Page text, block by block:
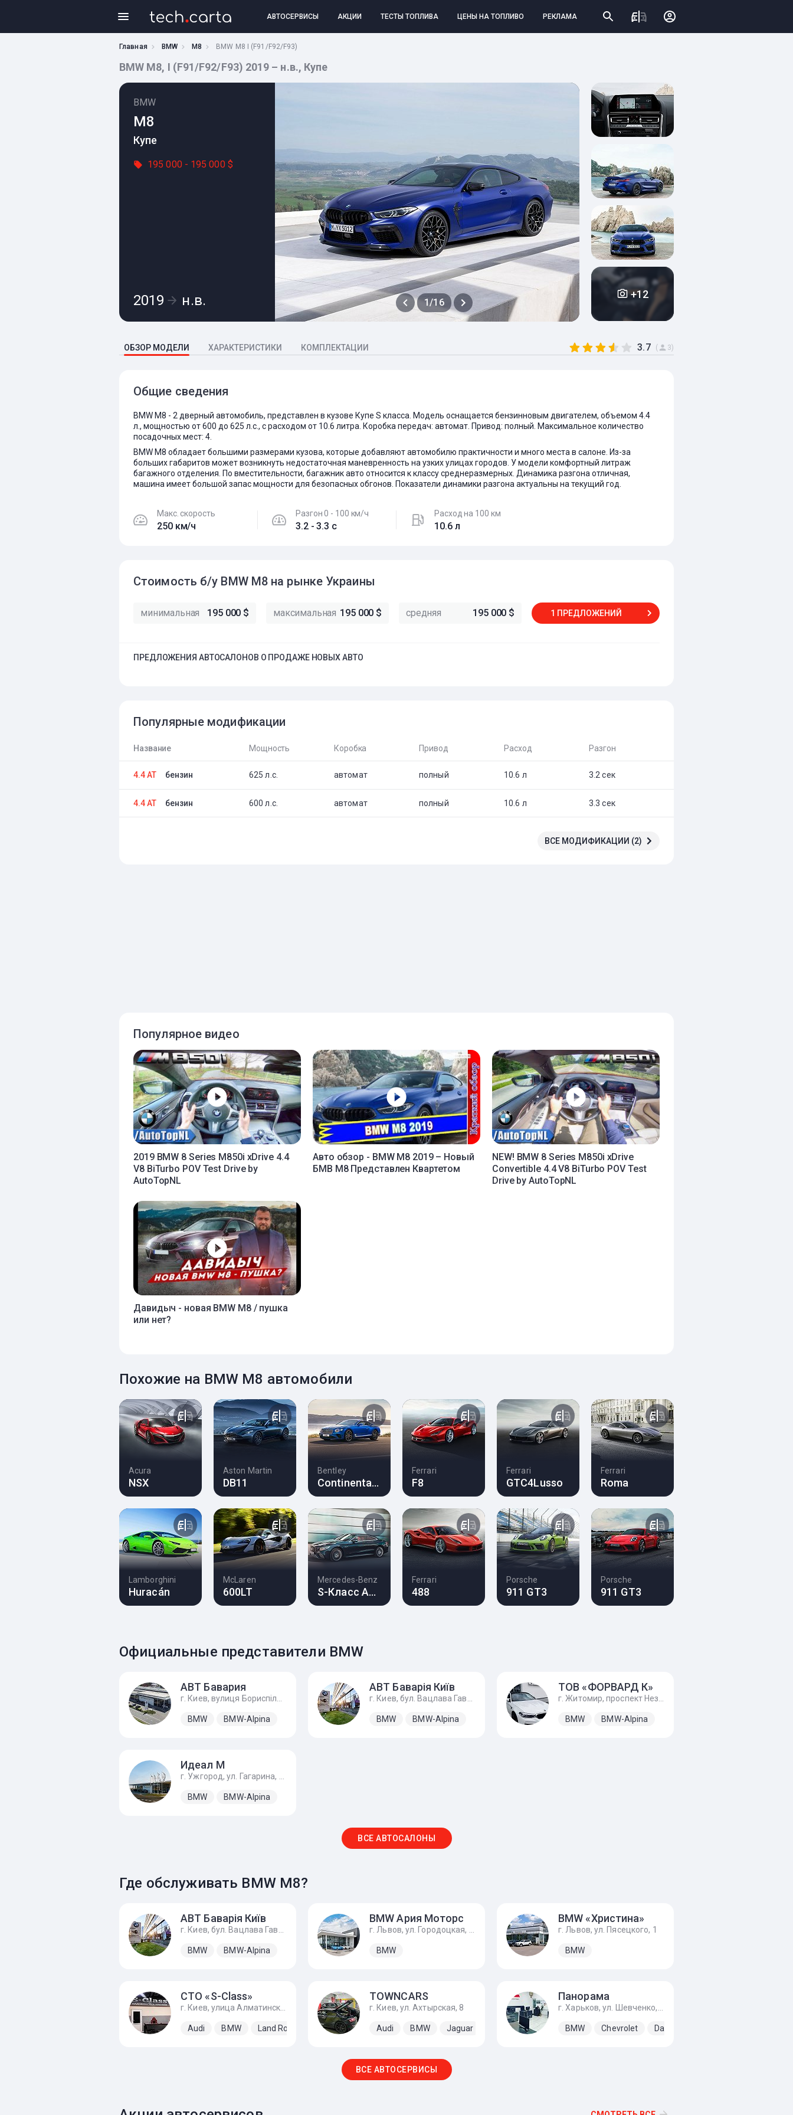
АВТОСЕРВИСЫ АКЦИИ ТЕСТЫ ТОПЛИВА ЦЕНЫ НА ТОПЛИВО РЕКЛАМА
Главная BMW M8 BMW M8 I (F91/F92/F93)
BMW M8, I (F91/F92/F93) 2019 – н.в., Купе
BMW
M8
Купе
195 000 - 195 000 $
2019 н.в. 1/16
+12
ОБЗОР МОДЕЛИ ХАРАКТЕРИСТИКИ КОМПЛЕКТАЦИИ 3.7 ( 3)
Общие сведения
BMW M8 - 2 дверный автомобиль, представлен в кузове Купе S класса. Модель оснащается бензинновым двигателем, объемом 4.4
л., мощностью от 600 до 625 л.с., с расходом от 10.6 литра. Коробка передач: автомат. Привод: полный. Максимальное количество
посадочных мест: 4.
BMW M8 обладает большими размерами кузова, которые добавляют автомобилю практичности и много места в салоне. Из-за
больших габаритов может возникнуть недостаточная маневренность на узких улицах городов. У модели комфортный литраж
багажного отделения. По вместительности, багажник авто относится к классу среднеразмерных. Динамика разгона отличная,
машина имеет большой запас мощности для безопасных обгонов. Показатели динамики разгона актуальны на текущий год.
Макс. скорость
250 км/ч
Разгон 0 - 100 км/ч
3.2 - 3.3 c
Расход на 100 км
10.6 л
Стоимость б/у BMW M8 на рынке Украины
минимальная 195 000 $ максимальная 195 000 $ средняя 195 000 $ 1 ПРЕДЛОЖЕНИЙ
ПРЕДЛОЖЕНИЯ АВТОСАЛОНОВ О ПРОДАЖЕ НОВЫХ АВТО
Популярные модификации
Название Мощность Коробка Привод Расход Разгон
4.4 AT бензин 625 л.с. автомат полный 10.6 л 3.2 сек
4.4 AT бензин 600 л.с. автомат полный 10.6 л 3.3 сек
ВСЕ МОДИФИКАЦИИ (2)
Популярное видео
2019 BMW 8 Series M850i xDrive 4.4
V8 BiTurbo POV Test Drive by
AutoTopNL
Авто обзор - BMW M8 2019 – Новый
БМВ М8 Представлен Квартетом
NEW! BMW 8 Series M850i xDrive
Convertible 4.4 V8 BiTurbo POV Test
Drive by AutoTopNL
Давидыч - новая BMW M8 / пушка
или нет?
Похожие на BMW M8 автомобили
Acura
NSX
Aston Martin
DB11
Bentley
Continental GT
Ferrari
F8
Ferrari
GTC4Lusso
Ferrari
Roma
Lamborghini
Huracán
McLaren
600LT
Mercedes-Benz
S-Класс AMG
Ferrari
488
Porsche
911 GT3
Porsche
911 GT3
Официальные представители BMW
АВТ Бавария
BMW BMW-Alpina
АВТ Баварія Київ
BMW BMW-Alpina
ТОВ «ФОРВАРД К»
BMW BMW-Alpina
Идеал М
BMW BMW-Alpina
ВСЕ АВТОСАЛОНЫ
Где обслуживать BMW M8?
АВТ Баварія Київ
BMW BMW-Alpina
BMW Ария Моторс
BMW
BMW «Христина»
г. Львов, ул. Пясецкого, 1
BMW
СТО «S-Class»
Audi BMW Land Rover Mercedes-Benz Volkswagen
TOWNCARS
г. Киев, ул. Ахтырская, 8
Audi BMW Jaguar Land Rover Mercedes-Benz Porsche
Панорама
BMW Chevrolet Daewoo
ВСЕ АВТОСЕРВИСЫ